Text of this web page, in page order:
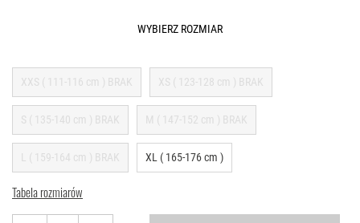
WYBIERZ ROZMIAR
XXS ( 111-116 cm ) BRAK XS ( 123-128 cm ) BRAK
S ( 135-140 cm ) BRAK M ( 147-152 cm ) BRAK
L ( 159-164 cm ) BRAK XL ( 165-176 cm )
Tabela rozmiarów